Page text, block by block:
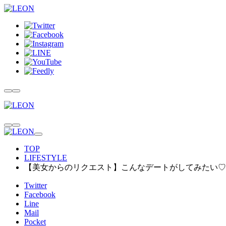
TOP
LIFESTYLE
【美女からのリクエスト】こんなデートがしてみたい
Twitter
Facebook
Line
Mail
Pocket